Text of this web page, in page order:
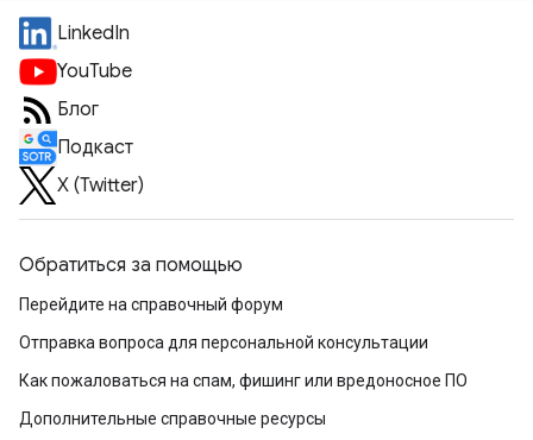
LinkedIn
YouTube
Блог
Подкаст
X (Twitter)
Обратиться за помощью
Перейдите на справочный форум
Отправка вопроса для персональной консультации
Как пожаловаться на спам, фишинг или вредоносное ПО
Дополнительные справочные ресурсы